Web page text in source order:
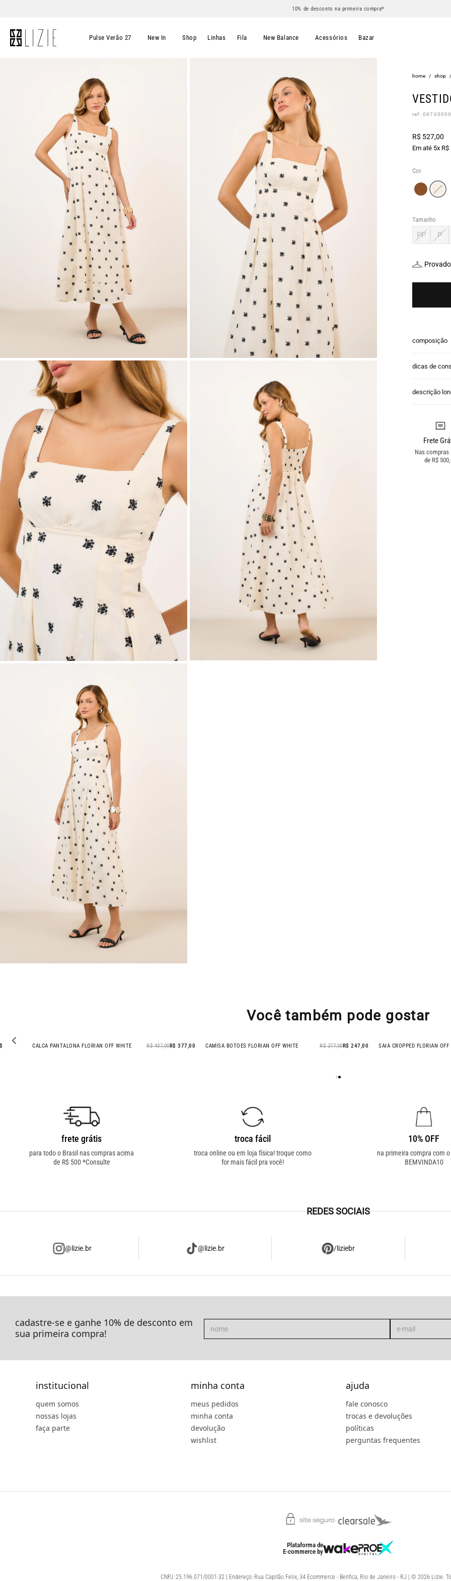
10% de desconto na primeira compra*
Pulse Verão 27 New In Shop Linhas Fila New Balance Acessórios Bazar
home / shop /
ref:
R$ 527,00
Em até 5x
Cor
Tamanho
PP P
composição
dicas de
descrição
Frete
Nas compras
de R$
Você também pode gostar
VESTIDO PREGAS FLORIAN CACAU R$ 527,00 - 14% OFF
CALCA PANTALONA FLORIAN OFF WHITE R$ 437,00 R$ 377,00 - 11% OFF
CAMISA BOTOES FLORIAN OFF WHITE
frete grátis
para todo o Brasil nas compras acima
de R$ 500 *Consulte
troca fácil
troca online ou em loja física! troque como
for mais fácil pra você!
10% OFF
na primeira compra com
BEMVINDA10
REDES SOCIAIS
@lizie.br @lizie.br /liziebr
cadastre-se e ganhe 10% de desconto em
sua primeira compra!
institucional
quem somos
nossas lojas
faça parte
minha conta
meus pedidos
minha conta
devolução
wishlist
ajuda
fale conosco
trocas e devoluções
políticas
perguntas frequentes
Plataforma de
E-commerce by
CNPJ: 25.196.071/0001-32 | Endereço: Rua Capitão Felix, 34 Ecommerce - Benfica, Rio de Janeiro - RJ | © 2026 Lizie.